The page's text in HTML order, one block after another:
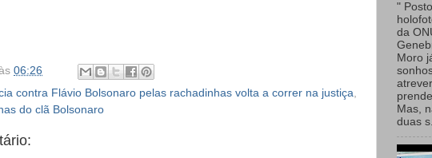
06:26
contra Flávio Bolsonaro pelas rachadinhas volta a correr na justiça
do clã Bolsonaro
"
da
Moro
Mas,
duas